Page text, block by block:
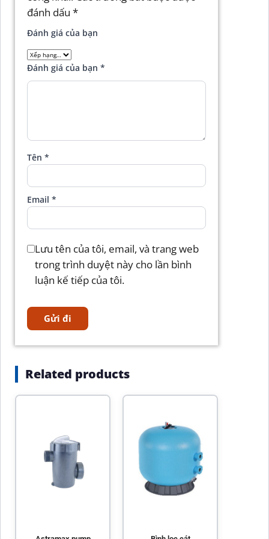
đánh dấu *
Đánh giá của bạn
Đánh giá của bạn *
Tên *
Email *
Lưu tên của tôi, email, và trang web
trong trình duyệt này cho lần bình
luận kế tiếp của tôi.
Related products